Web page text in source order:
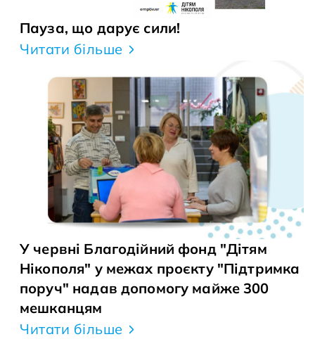
Пауза, що дарує сили!
Читати більше
У червні Благодійний фонд "Дітям
Нікополя" у межах проєкту "Підтримка
поруч" надав допомогу майже 300
мешканцям
Читати більше